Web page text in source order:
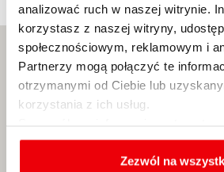
analizować ruch w naszej witrynie.
korzystasz z naszej witryny,
społecznościowym, reklamowym i
Partnerzy mogą połączyć te
otrzymanymi od Ciebie lub
korzystania z ich usług.
cookies, celu i sposobu korzystania
oraz zmiany ustawień plików
Zezwól na